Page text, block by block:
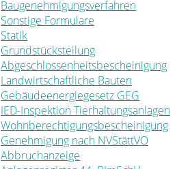
Baugenehmigungsverfahren
Sonstige Formulare
Statik
Grundstücksteilung
Abgeschlossenheitsbescheinigung
Landwirtschaftliche Bauten
Gebäudeenergiegesetz GEG
IED-Inspektion Tierhaltungsanlagen
Wohnberechtigungsbescheinigung
Genehmigung nach NVStättVO
Abbruchanzeige